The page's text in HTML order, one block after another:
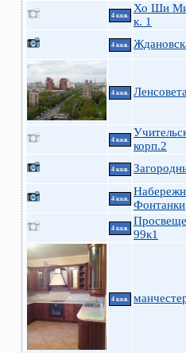
4 ккв.
Хо Ши
к. 1
4 ккв.
4 ккв.
4 ккв.
корп.2
4 ккв.
4 ккв.
Фонтанки
4 ккв.
99к1
4 ккв.